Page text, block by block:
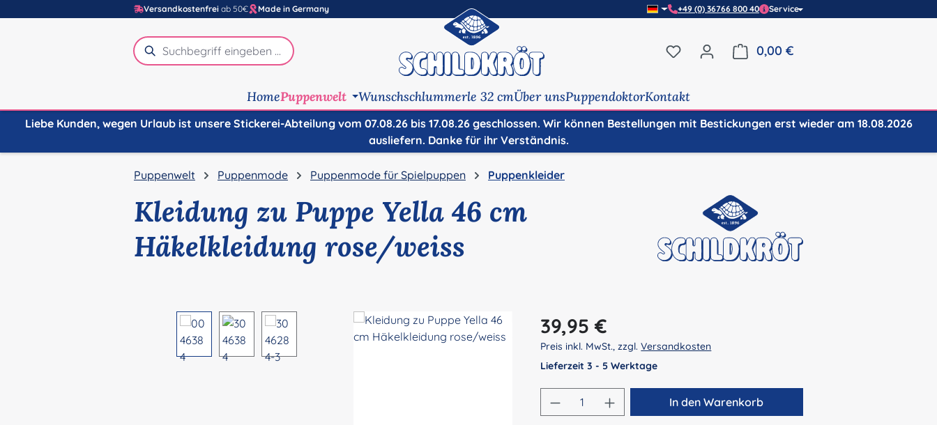
Hauptinhalt springen
Zur Suche springen
Zur Hauptnavigation springen
Versandkostenfrei ab 50€ Made in Germany +49 (0) 36766 800 40 Service
Du hast 0 Produkte auf dem Merkzettel
0,00 €
HomePuppenwelt Wunschschlummerle 32 cmÜber unsPuppendoktorKontakt
Liebe Kunden, wegen Urlaub ist unsere Stickerei-Abteilung vom 07.08.26 bis 17.08.26 geschlossen. Wir können Bestellungen mit Bestickungen erst wieder am 18.08.2026
ausliefern. Danke für ihr Verständnis.
Puppenwelt Puppenmode Puppenmode für Spielpuppen Puppenkleider
Kleidung zu Puppe Yella 46 cm
Häkelkleidung rose/weiss
Regulärer Preis:
39,95 €
Preis inkl. MwSt., zzgl.Versandkosten
Lieferzeit 3 - 5 Werktage
Produkt Anzahl: Gib den gewünschten Wert ein
In den Warenkorb